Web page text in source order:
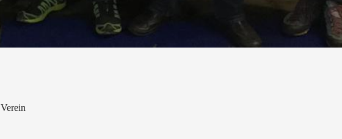
Verein